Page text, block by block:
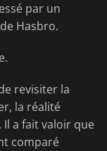
par un
Hasbro.
revisiter la
la réalité
a fait valoir que
comparé